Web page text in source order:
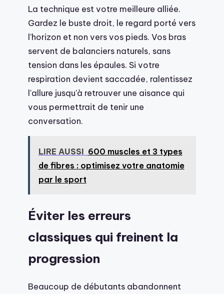
La technique est votre meilleure alliée.
Gardez le buste droit, le regard porté vers
l'horizon et non vers vos pieds. Vos bras
servent de balanciers naturels, sans
tension dans les épaules. Si votre
respiration devient saccadée, ralentissez
l'allure jusqu'à retrouver une aisance qui
vous permettrait de tenir une
conversation.
LIRE AUSSI 600 muscles et 3 types
de fibres : optimisez votre anatomie
par le sport
Éviter les erreurs
classiques qui freinent la
progression
Beaucoup de débutants abandonnent